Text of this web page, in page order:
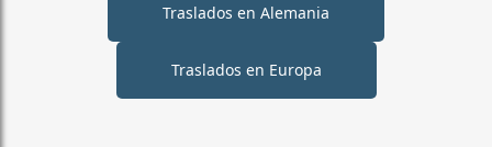
Traslados en Alemania
Traslados en Europa